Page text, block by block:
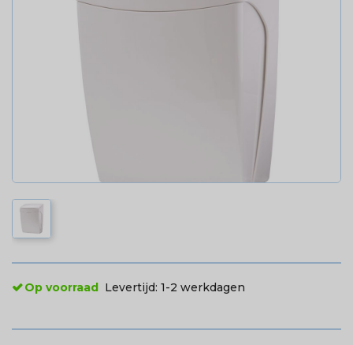
Op voorraad Levertijd: 1-2 werkdagen